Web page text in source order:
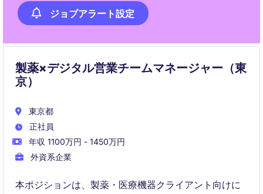
ジョブアラート設定
製薬×デジタル営業チームマネージャー（東
京）
東京都
正社員
年収 1100万円 - 1450万円
外資系企業
本ポジションは、製薬・医療機器クライアント向けに